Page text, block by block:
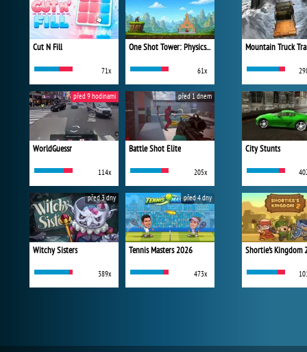
Cut N Fill
71x
One Shot Tower: Physics Destroyer
61x
WorldGuessr
114x
před 9 hodinami
Battle Shot Elite
205x
před 1 dnem
Witchy Sisters
389x
před 3 dny
Tennis Masters 2026
473x
před 4 dny
Mountain Truck
City Stunts
Shortie's Kingdom